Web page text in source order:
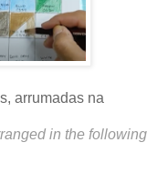
arrumadas na
in the following